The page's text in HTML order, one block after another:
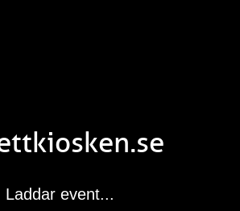
Laddar event...